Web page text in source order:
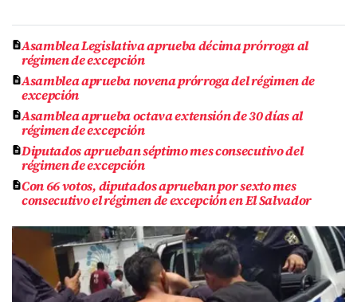
Asamblea Legislativa aprueba décima prórroga al
régimen de excepción
Asamblea aprueba novena prórroga del régimen de
excepción
Asamblea aprueba octava extensión de 30 días al
régimen de excepción
Diputados aprueban séptimo mes consecutivo del
régimen de excepción
Con 66 votos, diputados aprueban por sexto mes
consecutivo el régimen de excepción en El Salvador